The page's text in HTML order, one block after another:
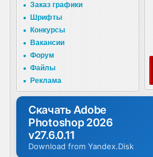
Заказ графики
Шрифты
Конкурсы
Вакансии
Форум
Файлы
Реклама
Скачать Adobe
Photoshop 2026
v27.6.0.11
Download from Yandex.Disk